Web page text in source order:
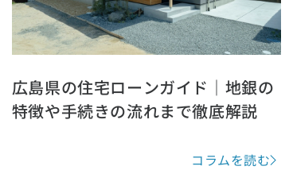
広島県の住宅ローンガイド｜地銀の
特徴や手続きの流れまで徹底解説
コラムを読む
お近くのイベントを探す
国